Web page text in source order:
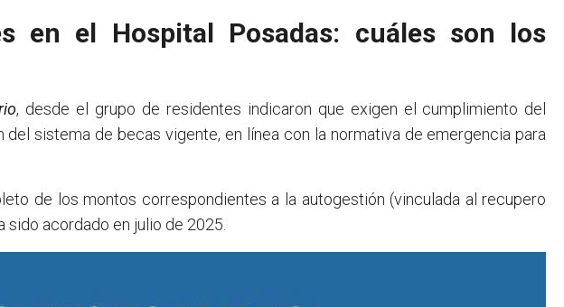
en el Hospital Posadas: cuáles son los
, desde el grupo de residentes indicaron que exigen el cumplimiento del
del sistema de becas vigente, en línea con la normativa de emergencia para
de los montos correspondientes a la autogestión (vinculada al recupero
acordado en julio de 2025.